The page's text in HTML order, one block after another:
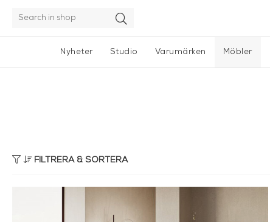
Nyheter Studio Varumärken Möbler
FILTRERA & SORTERA